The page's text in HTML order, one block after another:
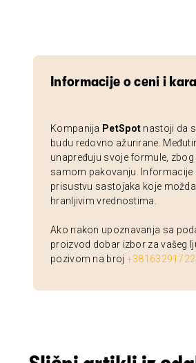
Informacije o ceni i
Kompanija PetSpot nastoji da
budu redovno ažurirane.
unapređuju svoje formule,
samom pakovanju. Informacije
prisustvu sastojaka koje
hranljivim vrednostima.
Ako nakon upoznavanja sa
proizvod dobar izbor za vašeg
pozivom na broj +38163291722